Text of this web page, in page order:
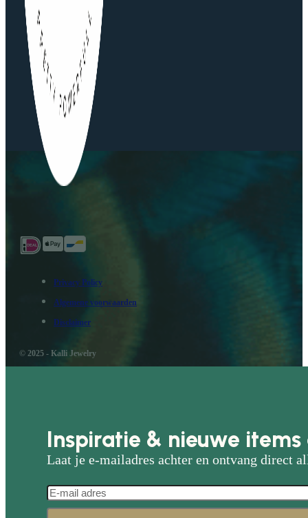
Privacy Policy
Algemene voorwaarden
Disclaimer
© 2025 - Kalli Jewelry
Inspiratie & nieuwe
Laat je e-mailadres achter en ontvang direct